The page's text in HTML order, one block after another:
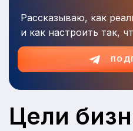
Рассказываю, как
и как настроить так,
Цели